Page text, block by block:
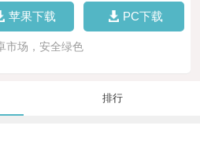
苹果下载 PC下载
市场，安全绿色
排行